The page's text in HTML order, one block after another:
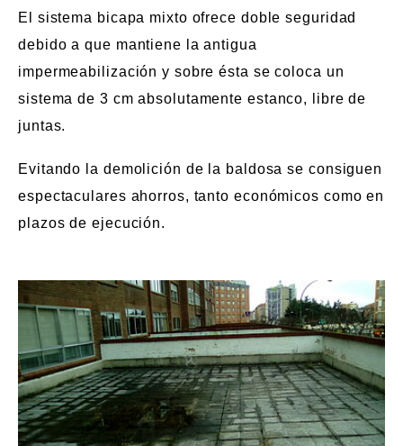
El sistema bicapa mixto ofrece doble seguridad
debido a que mantiene la antigua
impermeabilización y sobre ésta se coloca un
sistema de 3 cm absolutamente estanco, libre de
juntas.
Evitando la demolición de la baldosa se consiguen
espectaculares ahorros, tanto económicos como en
plazos de ejecución.